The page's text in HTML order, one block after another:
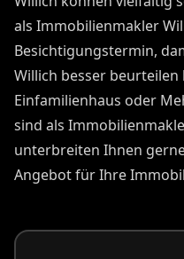
als Immobilienmakler
Besichtigungstermin,
Willich besser beurteilen
Einfamilienhaus oder
sind als
unterbreiten Ihnen
Angebot für Ihre